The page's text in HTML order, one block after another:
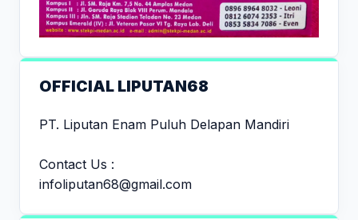
OFFICIAL LIPUTAN68
PT. Liputan Enam Puluh Delapan Mandiri
Contact Us :
infoliputan68@gmail.com